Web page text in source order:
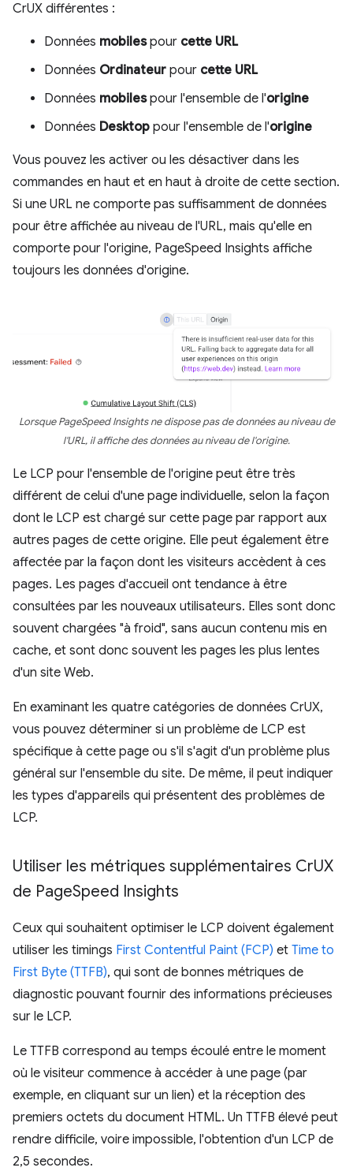
CrUX différentes :
Données mobilespour cette URL
Données Ordinateur pour cette URL
Données mobilespour l'ensemble de l'origine
Données Desktop pour l'ensemble de l'origine
Vous pouvez les activer ou les désactiver dans les
commandes en haut et en haut à droite de cette section.
Si une URL ne comporte pas suffisamment de données
pour être affichée au niveau de l'URL, mais qu'elle en
comporte pour l'origine, PageSpeed Insights affiche
toujours les données d'origine.
Lorsque PageSpeed Insights ne dispose pas de données au niveau de
l'URL, il affiche des données au niveau de l'origine.
Le LCP pour l'ensemble de l'origine peut être très
différent de celui d'une page individuelle, selon la façon
dont le LCP est chargé sur cette page par rapport aux
autres pages de cette origine. Elle peut également être
affectée par la façon dont les visiteurs accèdent à ces
pages. Les pages d'accueil ont tendance à être
consultées par les nouveaux utilisateurs. Elles sont donc
souvent chargées "à froid", sans aucun contenu mis en
cache, et sont donc souvent les pages les plus lentes
d'un site Web.
En examinant les quatre catégories de données CrUX,
vous pouvez déterminer si un problème de LCP est
spécifique à cette page ou s'il s'agit d'un problème plus
général sur l'ensemble du site. De même, il peut indiquer
les types d'appareils qui présentent des problèmes de
LCP.
Utiliser les métriques supplémentaires CrUX
de PageSpeed Insights
Ceux qui souhaitent optimiser le LCP doivent également
utiliser les timings First Contentful Paint (FCP) et Time to
First Byte (TTFB), qui sont de bonnes métriques de
diagnostic pouvant fournir des informations précieuses
sur le LCP.
Le TTFB correspond au temps écoulé entre le moment
où le visiteur commence à accéder à une page (par
exemple, en cliquant sur un lien) et la réception des
premiers octets du document HTML. Un TTFB élevé peut
rendre difficile, voire impossible, l'obtention d'un LCP de
2,5 secondes.